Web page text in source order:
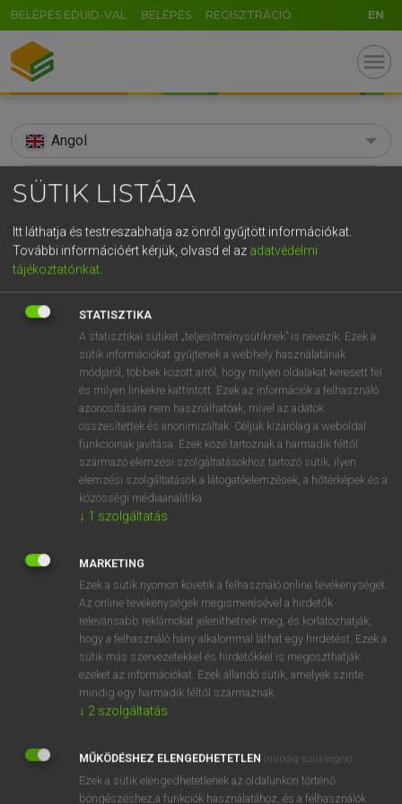
BELÉPÉS EDUID-VAL BELÉPÉS REGISZTRÁCIÓ EN
menu
Angol
search
KERESÉS
TALÁLATOK
backspace
Díjmentes angol szótár
Díjmentes angol szótár arrow_forward_ios
backspace ige visszavált
fn
visszalépés
⚲ backspace keresése szótárainkban
DÍJMENTES ANGOL SZÓTÁR
backslapping
backslash
backspace
SÜTIK LISTÁJA
Itt láthatja és testreszabhatja az önről gyűjtött információkat.
További információért kérjük, olvasd el az adatvédelmi
tájékoztatónkat.
STATISZTIKA
A statisztikai sütiket „teljesítménysütiknek” is nevezik. Ezek a
sütik információkat gyűjtenek a webhely használatának
módjáról, többek között arról, hogy milyen oldalakat keresett fel
és milyen linkekre kattintott. Ezek az információk a felhasználó
azonosítására nem használhatóak, mivel az adatok
összesítettek és anonimizáltak. Céljuk kizárólag a weboldal
funkcióinak javítása. Ezek közé tartoznak a harmadik féltől
származó elemzési szolgáltatásokhoz tartozó sütik; ilyen
elemzési szolgáltatások a látogatóelemzések, a hőtérképek és a
közösségi médiaanalitika.
↓ 1 szolgáltatás
MARKETING
Ezek a sütik nyomon követik a felhasználó online tevékenységét.
Az online tevékenységek megismerésével a hirdetők
relevánsabb reklámokat jeleníthetnek meg, és korlátozhatják,
hogy a felhasználó hány alkalommal láthat egy hirdetést. Ezek a
sütik más szervezetekkel és hirdetőkkel is megoszthatják
ezeket az információkat. Ezek állandó sütik, amelyek szinte
mindig egy harmadik féltől származnak.
↓ 2 szolgáltatás
MŰKÖDÉSHEZ ELENGEDHETETLEN (mindig szükséges)
Ezek a sütik elengedhetetlenek az oldalunkon történő
böngészéshez,a funkciók használatához, és a felhasználók
5 6 7 8 9 ö ü ó
j k
n m , . - AltGr